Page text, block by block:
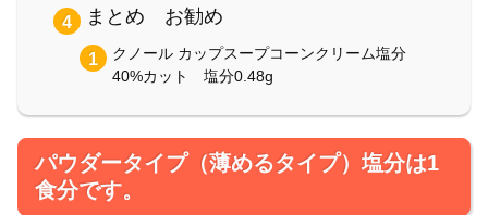
まとめ お勧め
クノール カップスープコーンクリーム塩分
40%カット 塩分0.48g
パウダータイプ（薄めるタイプ）塩分は1
食分です。